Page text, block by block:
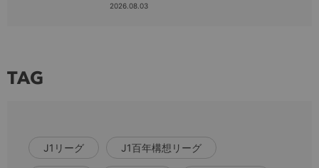
2026.08.03
TAG
J1リーグ J1百年構想リーグ